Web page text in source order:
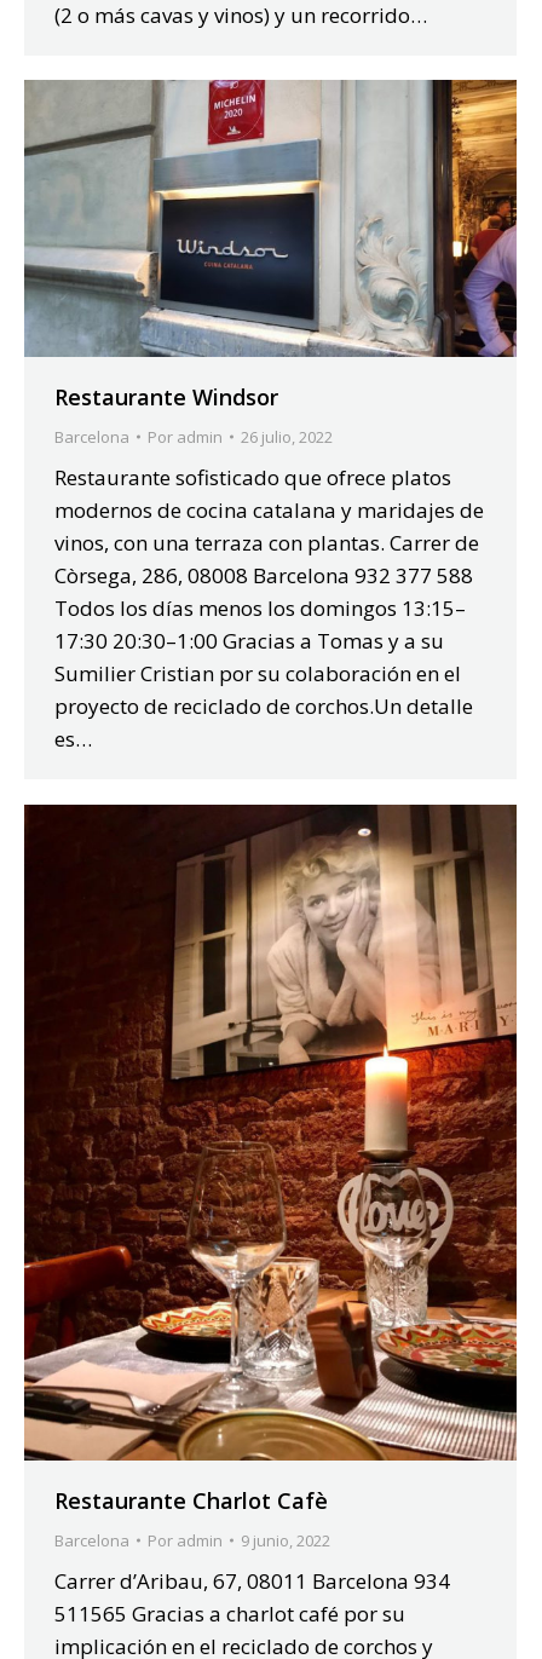
(2 o más cavas y vinos) y un recorrido…
Restaurante Windsor
Barcelona Por admin 26 julio, 2022
Restaurante sofisticado que ofrece platos
modernos de cocina catalana y maridajes de
vinos, con una terraza con plantas. Carrer de
Còrsega, 286, 08008 Barcelona 932 377 588
Todos los días menos los domingos 13:15–
17:30 20:30–1:00 Gracias a Tomas y a su
Sumilier Cristian por su colaboración en el
proyecto de reciclado de corchos.Un detalle
es…
Restaurante Charlot Cafè
Barcelona Por admin 9 junio, 2022
Carrer d’Aribau, 67, 08011 Barcelona 934
511565 Gracias a charlot café por su
implicación en el reciclado de corchos y